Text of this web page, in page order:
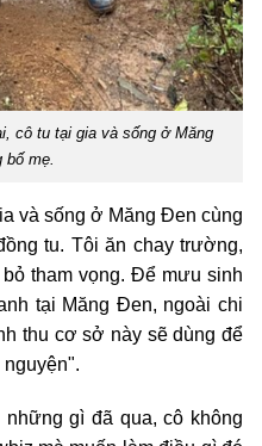
cô tu tại gia và sống ở Măng
bố mẹ.
và sống ở Măng Đen cùng
tu. Tôi ăn chay trường,
tham vọng. Để mưu sinh
tại Măng Đen, ngoài chi
thu cơ sở này sẽ dùng để
gì đã qua, cô không